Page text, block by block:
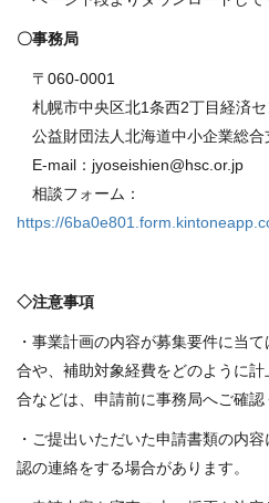
〇事務局
〒060-0001
札幌市中央区北1条西2丁目経済
公益財団法人北海道中小企業総
E-mail：jyoseishien@hsc.or.jp
相談フォーム：
https://
◇注意事項
・事業計画の内容が募集要件に当
合や、補助対象経費をどのように
合などは、申請前に事務局へご確認
・ご提出いただいた申請書類の内
認の連絡をする場合があります。